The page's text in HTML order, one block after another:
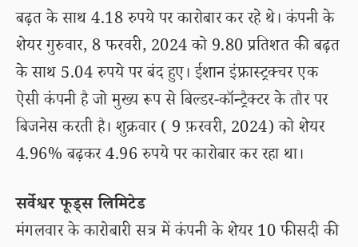
बढ़त के साथ 4.18 रुपये पर कारोबार कर रहे थे। कंपनी के
शेयर गुरुवार, 8 फरवरी, 2024 को 9.80 प्रतिशत की बढ़त
के साथ 5.04 रुपये पर बंद हुए। ईशान इंफ्रास्ट्रक्चर एक
ऐसी कंपनी है जो मुख्य रूप से बिल्डर-कॉन्ट्रैक्टर के तौर पर
बिजनेस करती है। शुक्रवार ( 9 फ़रवरी, 2024) को शेयर
4.96% बढ़कर 4.96 रुपये पर कारोबार कर रहा था।
सर्वेश्वर फूड्स लिमिटेड
मंगलवार के कारोबारी सत्र में कंपनी के शेयर 10 फीसदी की